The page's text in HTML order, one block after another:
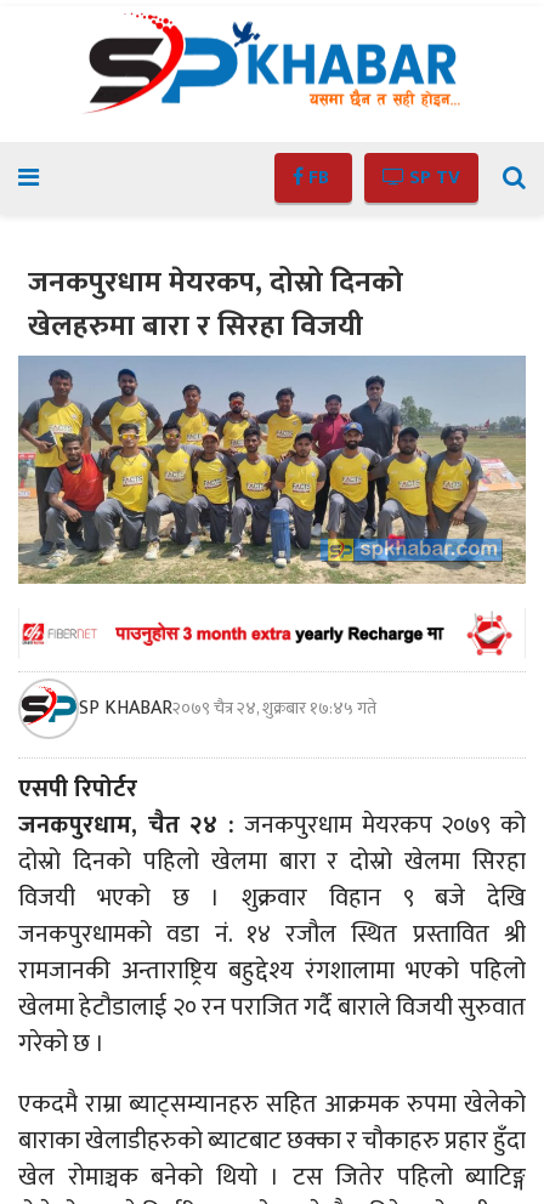
FB SP TV
जनकपुरधाम मेयरकप, दोस्रो दिनको
खेलहरुमा बारा र सिरहा विजयी
SP KHABAR२०७९ चैत्र २४, शुक्रबार १७:४५ गते
एसपी रिपोर्टर
जनकपुरधाम, चैत २४ :जनकपुरधाम मेयरकप २०७९ को
दोस्रो दिनको पहिलो खेलमा बारा र दोस्रो खेलमा सिरहा
विजयी भएको छ । शुक्रवार विहान ९ बजे देखि
जनकपुरधामको वडा नं. १४ रजौल स्थित प्रस्तावित श्री
रामजानकी अन्ताराष्ट्रिय बहुद्देश्य रंगशालामा भएको पहिलो
खेलमा हेटौडालाई २० रन पराजित गर्दै बाराले विजयी सुरुवात
गरेको छ ।
एकदमै राम्रा ब्याट्सम्यानहरु सहित आक्रमक रुपमा खेलेको
बाराका खेलाडीहरुको ब्याटबाट छक्का र चौकाहरु प्रहार हुँदा
खेल रोमाञ्चक बनेको थियो । टस जितेर पहिलो ब्याटिङ्ग